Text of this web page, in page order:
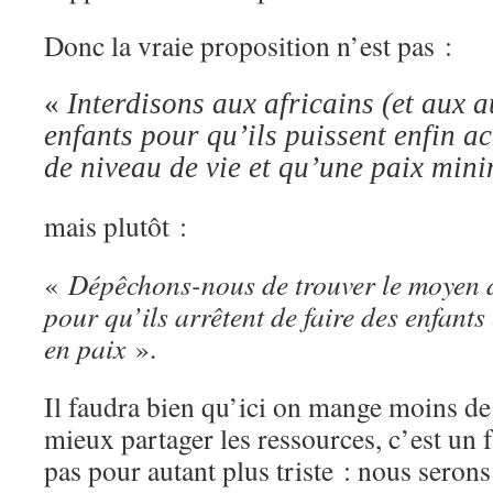
Donc la vraie proposition n’est pas :
« Interdisons aux africains (et aux
enfants pour qu’ils puissent enfin
de niveau de vie et qu’une paix
mais plutôt :
« Dépêchons-nous de trouver le
pour qu’ils arrêtent de faire des enfants
en paix».
Il faudra bien qu’ici on mange moins
mieux partager les ressources, c’est
pas pour autant plus triste : nous